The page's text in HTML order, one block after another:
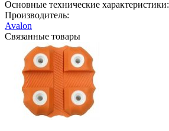
Основные технические характеристики:
Производитель:
Avalon
Связанные товары